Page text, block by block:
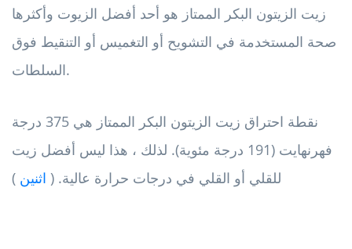
زيت الزيتون البكر الممتاز هو أحد أفضل الزيوت وأكثرها
صحة المستخدمة في التشويح أو التغميس أو التنقيط فوق
السلطات.
نقطة احتراق زيت الزيتون البكر الممتاز هي 375 درجة
فهرنهايت (191 درجة مئوية). لذلك ، هذا ليس أفضل زيت
للقلي أو القلي في درجات حرارة عالية. ( اثنين )